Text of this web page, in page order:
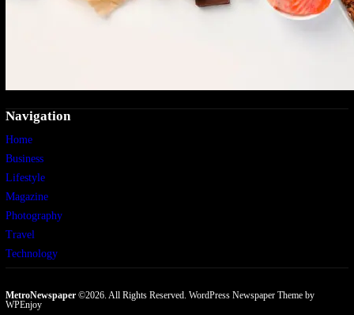
Navigation
Home
Business
Lifestyle
Magazine
Photography
Travel
Technology
MetroNewspaper©2026. All Rights Reserved. WordPress Newspaper Themeby
WPEnjoy